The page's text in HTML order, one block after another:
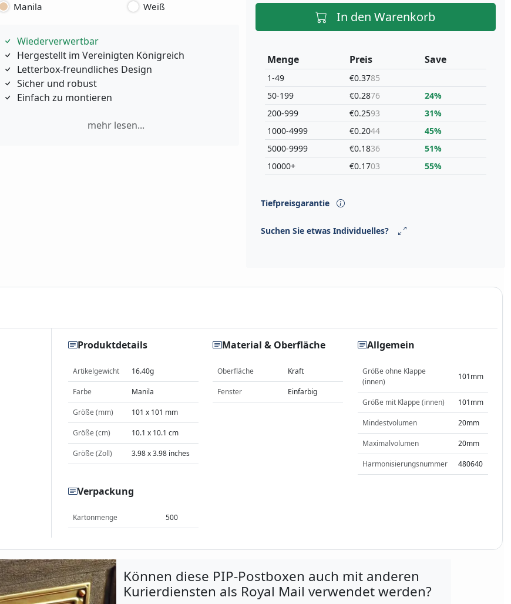
Manila Weiß
Wiederverwertbar
Hergestellt im Vereinigten Königreich
Letterbox-freundliches Design
Sicher und robust
Einfach zu montieren
mehr lesen...
In den Warenkorb
Menge
1-49
50-199
200-999
1000-4999
5000-9999
10000+
Preis
€0.3785
€0.2876
€0.2593
€0.2044
€0.1836
€0.1703
Save
24%
31%
45%
51%
55%
Tiefpreisgarantie
Suchen Sie etwas Individuelles?
Produktdetails
Artikelgewicht 16.40g
Farbe Manila
Größe (mm) 101 x 101 mm
Größe (cm) 10.1 x 10.1 cm
Größe (Zoll) 3.98 x 3.98 inches
Material & Oberfläche
Oberfläche Kraft
Fenster Einfarbig
Allgemein
Größe ohne Klappe
(innen)
101mm
Größe mit Klappe (innen) 101mm
Mindestvolumen 20mm
Maximalvolumen 20mm
Harmonisierungsnummer 480640
Verpackung
Kartonmenge 500
Können diese PIP-Postboxen auch mit anderen
Kurierdiensten als Royal Mail verwendet werden?